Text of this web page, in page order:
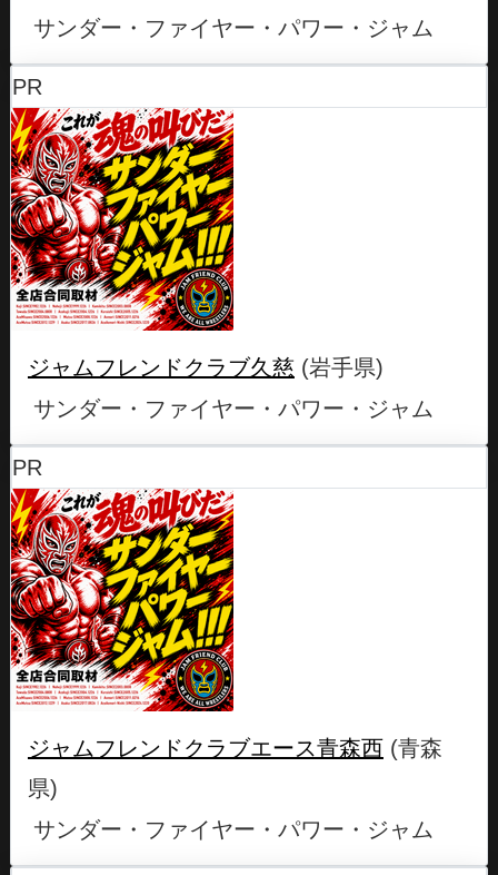
サンダー・ファイヤー・パワー・ジャム
PR
ジャムフレンドクラブ久慈 (岩手県)
サンダー・ファイヤー・パワー・ジャム
PR
ジャムフレンドクラブエース青森西 (青森
県)
サンダー・ファイヤー・パワー・ジャム